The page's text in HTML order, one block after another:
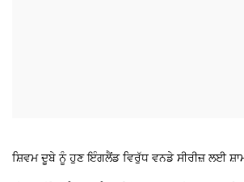
ਸ਼ਿਵਮ ਦੂਬੇ ਨੂੰ ਹੁਣ ਇੰਗਲੈਂਡ ਵਿਰੁੱਧ ਵਨਡੇ ਸੀਰੀਜ਼ ਲਈ